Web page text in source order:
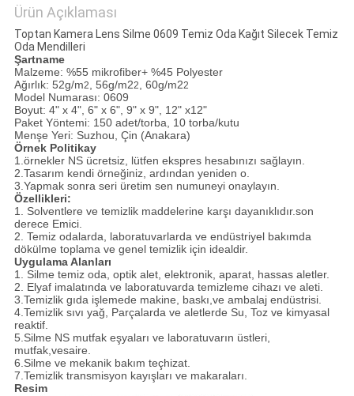
Ürün Açıklaması
Toptan Kamera Lens Silme 0609 Temiz Oda Kağıt Silecek Temiz
Oda Mendilleri
Şartname
Malzeme: %55 mikrofiber+ %45 Polyester
Ağırlık: 52g/m2, 56g/m22, 60g/m22
Model Numarası: 0609
Boyut: 4" x 4", 6" x 6", 9" x 9", 12" x12"
Paket Yöntemi: 150 adet/torba, 10 torba/kutu
Menşe Yeri: Suzhou, Çin (Anakara)
Örnek Politikay
1.örnekler NSücretsiz, lütfen ekspres hesabınızı sağlayın.
2.Tasarım kendi örneğiniz, ardından yeniden o.
3.Yapmaksonra seri üretim sen numuneyi onaylayın.
Özellikleri:
1. Solventlere ve temizlik maddelerine karşı dayanıklıdır.son
derece Emici.
2. Temiz odalarda, laboratuvarlarda ve endüstriyel bakımda
dökülme toplama ve genel temizlik için idealdir.
Uygulama Alanları
1. Silme temiz oda, optik alet, elektronik, aparat, hassas aletler.
2. Elyaf imalatında ve laboratuvarda temizleme cihazı ve aleti.
3.Temizlikgıda işlemede makine, baskı,ve ambalaj endüstrisi.
4.Temizlik sıvı yağ, Parçalarda ve aletlerde Su, Toz ve kimyasal
reaktif.
5.Silme NS mutfak eşyaları ve laboratuvarın üstleri,
mutfak,vesaire.
6.Silme ve mekanik bakım teçhizat.
7.Temizliktransmisyon kayışları ve makaraları.
Resim